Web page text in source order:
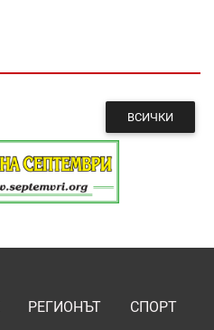
ВСИЧКИ
РЕГИОНЪТ
СПОРТ